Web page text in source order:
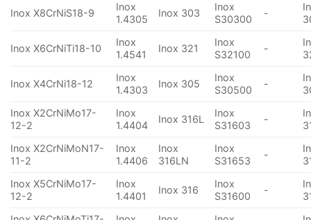
Inox X8CrNiS18-9
Inox
1.4305
Inox 303
Inox
S30300
-
Inox X6CrNiTi18-10
Inox
1.4541
Inox 321
Inox
S32100
-
Inox X4CrNi18-12
Inox
1.4303
Inox 305
Inox
S30500
-
Inox X2CrNiMo17-
12-2
Inox
1.4404
Inox 316L
Inox
S31603
-
Inox X2CrNiMoN17-
11-2
Inox
1.4406
Inox
316LN
Inox
S31653
-
Inox X5CrNiMo17-
12-2
Inox
1.4401
Inox 316
Inox
S31600
-